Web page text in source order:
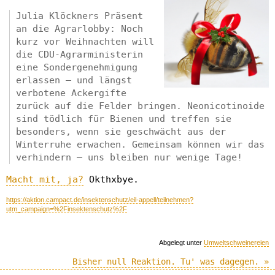
Julia Klöckners Präsent
an die Agrarlobby: Noch
kurz vor Weihnachten will
die CDU-Agrarministerin
eine Sondergenehmigung
erlassen – und längst
verbotene Ackergifte
zurück auf die Felder bringen. Neonicotinoide
sind tödlich für Bienen und treffen sie
besonders, wenn sie geschwächt aus der
Winterruhe erwachen. Gemeinsam können wir das
verhindern – uns bleiben nur wenige Tage!
Macht mit, ja? Okthxbye.
https://aktion.campact.de/insektenschutz/eil-appell/teilnehmen?
utm_campaign=%2Finsektenschutz%2F
Abgelegt unter Umweltschweinereien
Bisher null Reaktion. Tu' was dagegen. »